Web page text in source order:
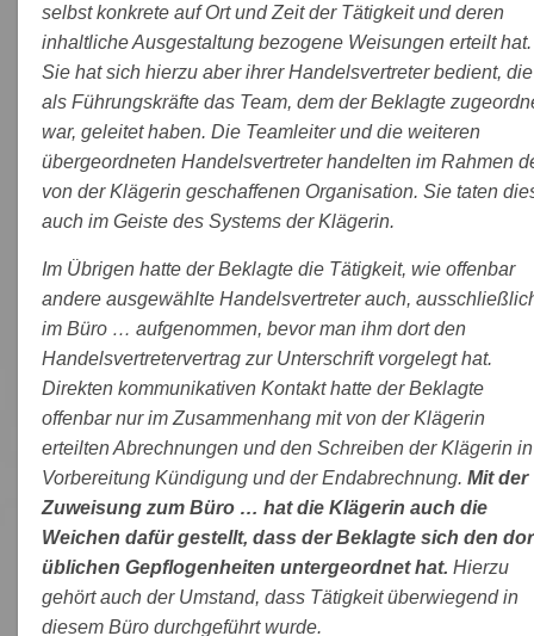
selbst konkrete auf Ort und Zeit der Tätigkeit und deren
inhaltliche Ausgestaltung bezogene Weisungen erteilt hat.
Sie hat sich hierzu aber ihrer Handelsvertreter bedient, die
als Führungskräfte das Team, dem der Beklagte
war, geleitet haben. Die Teamleiter und die weiteren
übergeordneten Handelsvertreter handelten im Rahmen
von der Klägerin geschaffenen Organisation. Sie taten
auch im Geiste des Systems der Klägerin.
Im Übrigen hatte der Beklagte die Tätigkeit, wie offenbar
andere ausgewählte Handelsvertreter auch,
im Büro … aufgenommen, bevor man ihm dort den
Handelsvertretervertrag zur Unterschrift vorgelegt hat.
Direkten kommunikativen Kontakt hatte der Beklagte
offenbar nur im Zusammenhang mit von der Klägerin
erteilten Abrechnungen und den Schreiben der Klägerin in
Vorbereitung Kündigung und der Endabrechnung. Mit der
Zuweisung zum Büro … hat die Klägerin auch die
Weichen dafür gestellt, dass der Beklagte sich den
üblichen Gepflogenheiten untergeordnet hat. Hierzu
gehört auch der Umstand, dass Tätigkeit überwiegend in
diesem Büro durchgeführt wurde.